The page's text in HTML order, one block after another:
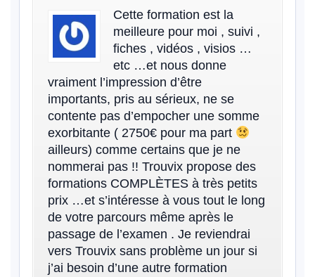
Cette formation est la
meilleure pour moi , suivi ,
fiches , vidéos , visios …
etc …et nous donne
vraiment l’impression d’être
importants, pris au sérieux, ne se
contente pas d’empocher une somme
exorbitante ( 2750€ pour ma part
ailleurs) comme certains que je ne
nommerai pas !! Trouvix propose des
formations COMPLÈTES à très petits
prix …et s’intéresse à vous tout le long
de votre parcours même après le
passage de l’examen . Je reviendrai
vers Trouvix sans problème un jour si
j’ai besoin d’une autre formation